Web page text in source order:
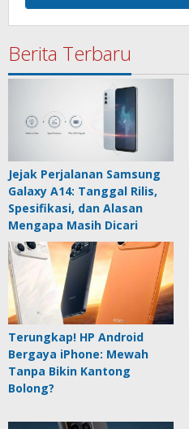
Berita Terbaru
Jejak Perjalanan Samsung
Galaxy A14: Tanggal Rilis,
Spesifikasi, dan Alasan
Mengapa Masih Dicari
Terungkap! HP Android
Bergaya iPhone: Mewah
Tanpa Bikin Kantong
Bolong?